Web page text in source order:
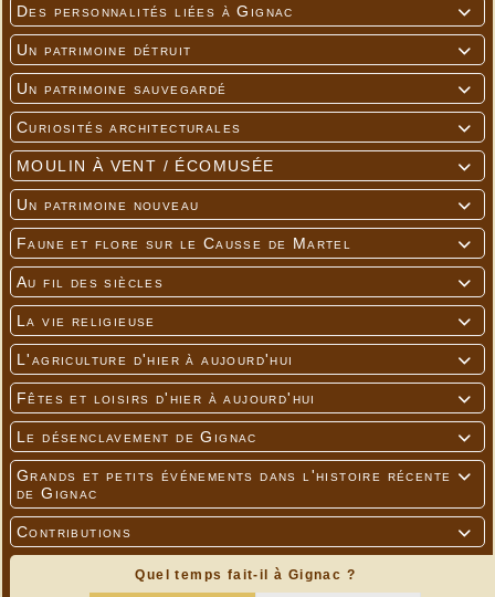

Des personnalités liées à Gignac

Un patrimoine détruit

Un patrimoine sauvegardé

Curiosités architecturales

MOULIN À VENT / ÉCOMUSÉE

Un patrimoine nouveau

Faune et flore sur le Causse de Martel

Au fil des siècles

La vie religieuse

L'agriculture d'hier à aujourd'hui

Fêtes et loisirs d'hier à aujourd'hui

Le désenclavement de Gignac

Grands et petits événements dans l'histoire récente
de Gignac

Contributions
Quel temps fait-il à Gignac ?